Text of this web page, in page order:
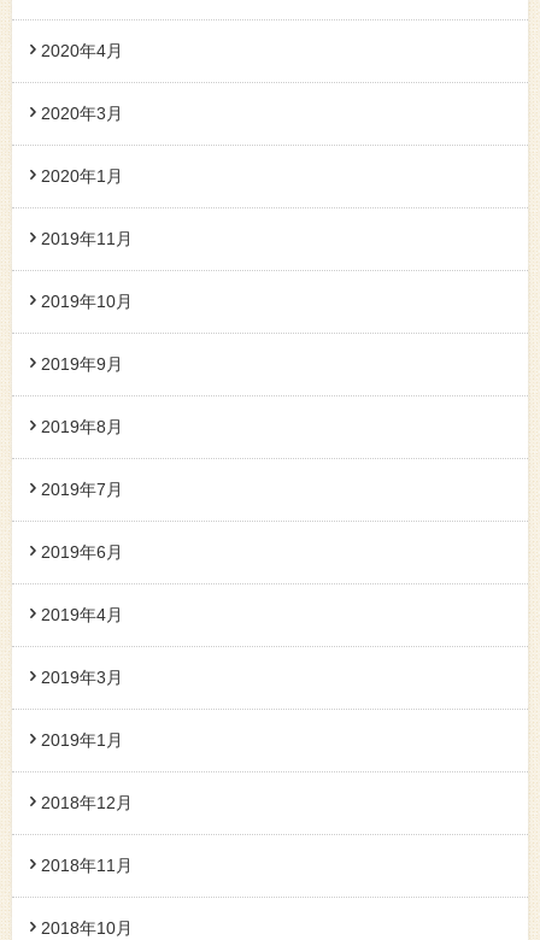
2020年4月
2020年3月
2020年1月
2019年11月
2019年10月
2019年9月
2019年8月
2019年7月
2019年6月
2019年4月
2019年3月
2019年1月
2018年12月
2018年11月
2018年10月